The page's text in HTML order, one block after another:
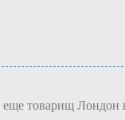
еще товарищ Лондон